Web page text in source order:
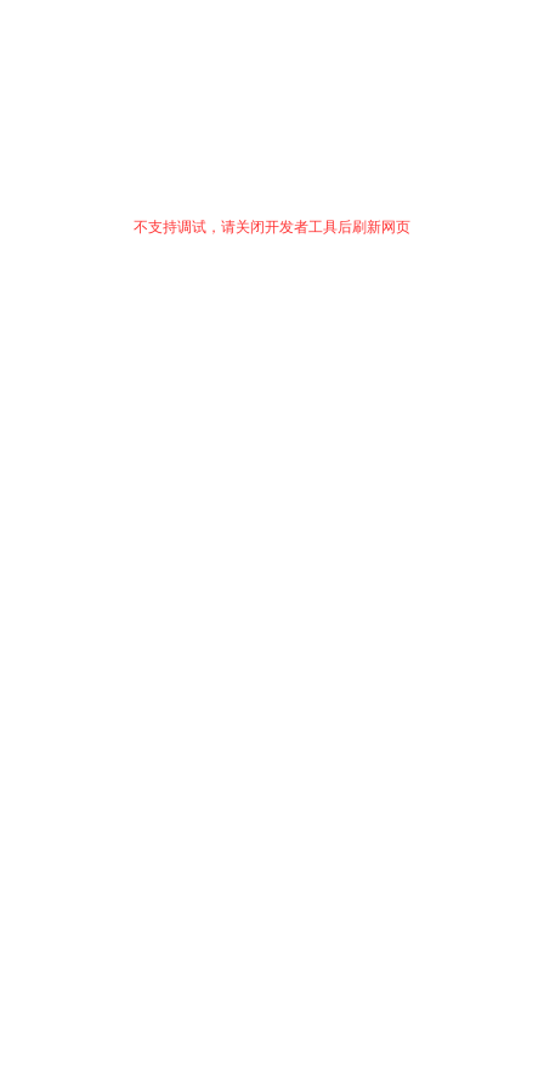
不支持调试，请关闭开发者工具后刷新网页